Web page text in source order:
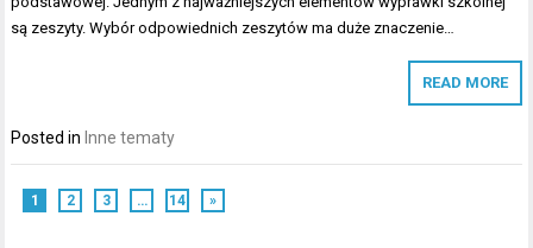
są zeszyty. Wybór odpowiednich zeszytów ma duże znaczenie…
READ MORE
Posted in Inne tematy
1 2 3 … 14 »